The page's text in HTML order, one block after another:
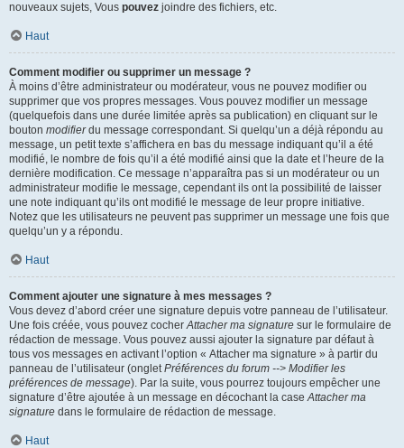
nouveaux sujets, Vous pouvez joindre des fichiers, etc.
Haut
Comment modifier ou supprimer un message ?
À moins d’être administrateur ou modérateur, vous ne pouvez modifier ou
supprimer que vos propres messages. Vous pouvez modifier un message
(quelquefois dans une durée limitée après sa publication) en cliquant sur le
bouton modifierdu message correspondant. Si quelqu’un a déjà répondu au
message, un petit texte s’affichera en bas du message indiquant qu’il a été
modifié, le nombre de fois qu’il a été modifié ainsi que la date et l’heure de la
dernière modification. Ce message n’apparaîtra pas si un modérateur ou un
administrateur modifie le message, cependant ils ont la possibilité de laisser
une note indiquant qu’ils ont modifié le message de leur propre initiative.
Notez que les utilisateurs ne peuvent pas supprimer un message une fois que
quelqu’un y a répondu.
Haut
Comment ajouter une signature à mes messages ?
Vous devez d’abord créer une signature depuis votre panneau de l’utilisateur.
Une fois créée, vous pouvez cocherAttacher ma signature sur le formulaire de
rédaction de message. Vous pouvez aussi ajouter la signature par défaut à
tous vos messages en activant l’option « Attacher ma signature » à partir du
panneau de l’utilisateur (ongletPréférences du forum --> Modifier les
préférences de message). Par la suite, vous pourrez toujours empêcher une
signature d’être ajoutée à un message en décochant la caseAttacher ma
signature dans le formulaire de rédaction de message.
Haut